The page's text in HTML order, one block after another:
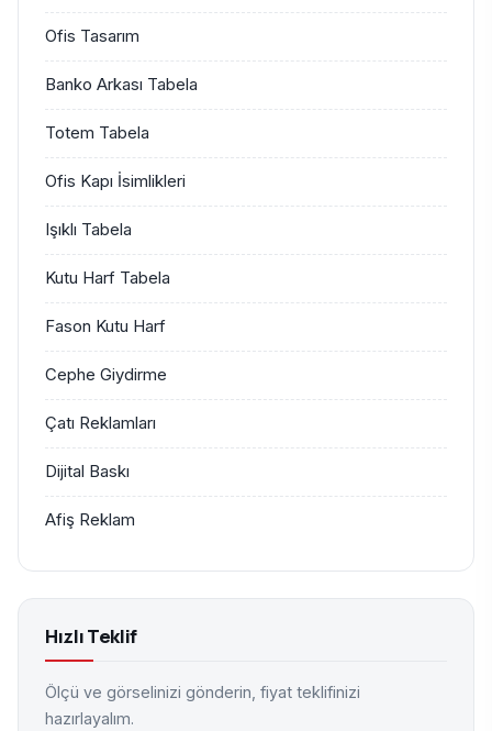
Ofis Tasarım
Banko Arkası Tabela
Totem Tabela
Ofis Kapı İsimlikleri
Işıklı Tabela
Kutu Harf Tabela
Fason Kutu Harf
Cephe Giydirme
Çatı Reklamları
Dijital Baskı
Afiş Reklam
Hızlı Teklif
Ölçü ve görselinizi gönderin, fiyat teklifinizi
hazırlayalım.